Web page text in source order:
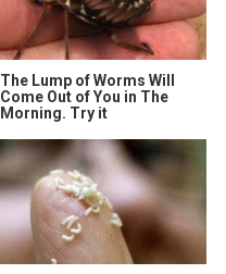
The Lump of Worms Will
Come Out of You in The
Morning. Try it